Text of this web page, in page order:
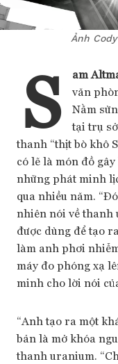
Ảnh
S am
văn
Nằm
tại trụ
thanh “thịt bò khô
có lẽ là món đồ
những phát minh
qua nhiều năm.
nhiên nói về thanh
được dùng để tạo
làm anh phơi
máy đo phóng xạ
minh cho lời nói
“Anh tạo ra một
bản là mở khóa
thanh uranium.